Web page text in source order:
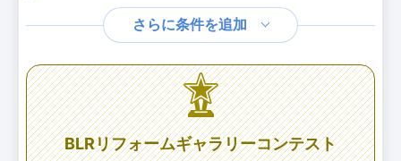
さらに条件を追加
BLRリフォームギャラリーコンテスト